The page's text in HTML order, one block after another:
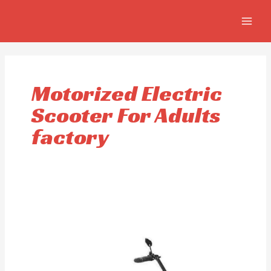
Motorized Electric
Scooter For Adults
factory